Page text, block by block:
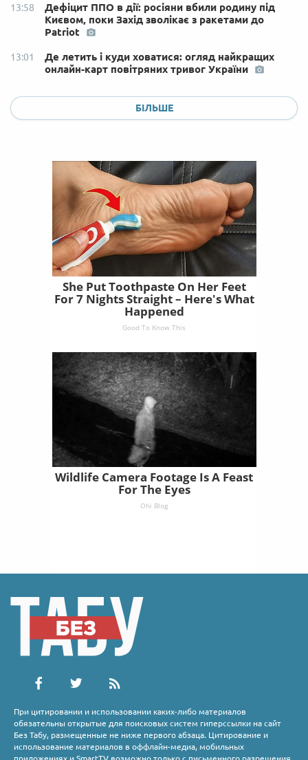
13:58
Дефіцит ППО в дії: росіяни вбили родину під
Києвом, поки Захід зволікає з ракетами до
Patriot
13:01
Де летить і куди ховатися: огляд найкращих
онлайн-карт повітряних тривог України
БІЛЬШЕ
She Put Toothpaste On Her Feet
For 7 Nights Straight – Here's What
Happened
Good To Know This
Wildlife Camera Footage Is A Feast
For The Eyes
Ohi Blog
При цитировании и использовании каких-либо материалов
обязательны открытые для поисковых систем гиперссылки на сайт
Без Табу, размещенные не ниже первого абзаца. Цитирование и
использование материалов в оффлайн-медиа, мобильных